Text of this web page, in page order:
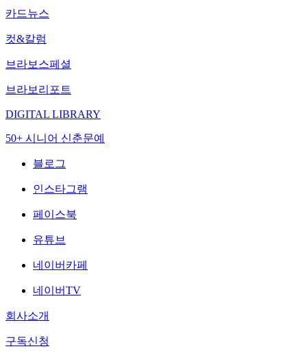
카드뉴스
컷&칼럼
브라보스페셜
브라보리포트
DIGITAL LIBRARY
50+ 시니어 신춘문예
블로그
인스타그램
페이스북
유튜브
네이버카페
네이버TV
회사소개
구독신청